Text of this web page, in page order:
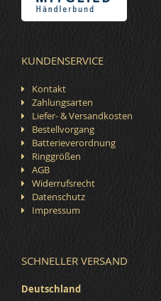
KUNDENSERVICE
Kontakt
Zahlungsarten
Liefer- & Versandkosten
Bestellvorgang
Batterieverordnung
Ringgrößen
AGB
Widerrufsrecht
Datenschutz
Impressum
SCHNELLER VERSAND
Deutschland